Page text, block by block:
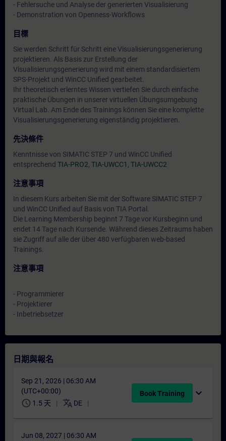
- Fehlersuche und Analyse der generierten Visualisierung
- Demonstration von Openness-Workflows
目標
Sie werden Schritt für Schritt eine Visualisierungsgenerierung
projektieren. Als Basis zur Erstellung der
Visualisierungsgenerierung wird mit einem standardisiertem
SPS-Projekt und WinCC Unified gearbeitet.
Ihr theoretisch erlerntes Wissen vertiefen Sie durch einfache
praktische Übungen in unserer virtuellen Übungsumgebung
Virtual Lab. Am Ende des Trainings können Sie eine komplette
Visualisierungsgenerierung eigenständig projektieren.
先決條件
Kenntnisse von SIMATIC STEP 7 und WinCC Unified
entsprechend TIA-PRO2, TIA-UWCC1 , TIA-UWCC2
注意事項
In diesem Kurs arbeiten Sie mit der Software SIMATIC STEP 7
und WinCC Unified auf Basis von TIA Portal.
Die Learning Membership beginnt 7 Tage vor Kursbeginn und
endet 14 Tage nach Kursende. Während dieses Zeitraums haben
sie Zugriff auf alle der über 480 verfügbaren web-based
Trainings.
注意事項
- Programmierer
- Projektierer
- Inbetriebsetzer
日期與報名
Sep 21, 2026 | 06:30 AM
(UTC+00:00)
schedule 1.5 天 translate DE
Book Training expand_more
Jun 08, 2027 | 06:30 AM